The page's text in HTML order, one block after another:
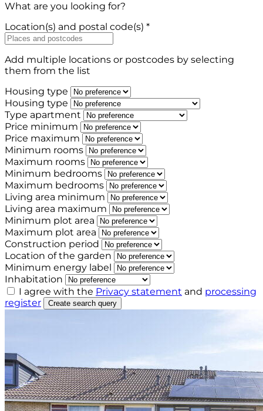
What are you looking for?
Location(s) and postal code(s) *
Add multiple locations or postcodes by selecting
them from the list
Housing type
Housing type
Type apartment
Price minimum
Price maximum
Minimum rooms
Maximum rooms
Minimum bedrooms
Maximum bedrooms
Living area minimum
Living area maximum
Minimum plot area
Maximum plot area
Construction period
Location of the garden
Minimum energy label
Inhabitation
I agree with the Privacy statement and processing
register
Create search query